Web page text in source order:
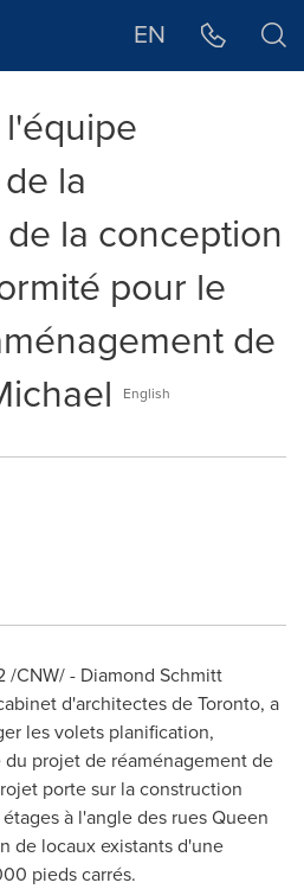
EN
la
la conception
pour le
de
English
/CNW/ - Diamond Schmitt
d'architectes deToronto, a
les volets planification,
projet de réaménagement de
porte sur la construction
à l'angle des rues Queen
de locaux existants d'une
pieds carrés.